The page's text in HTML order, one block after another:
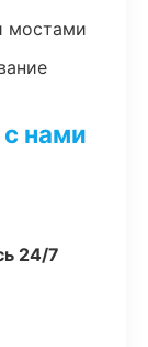
мостами
нами
24/7